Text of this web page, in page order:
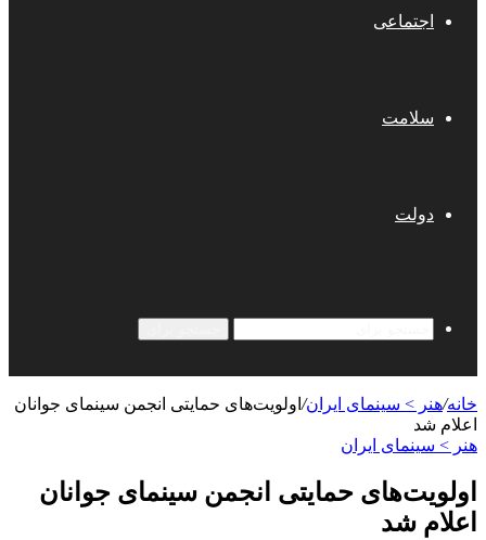
اجتماعی
سلامت
دولت
خانه/هنر > سینمای ایران/ اولویت‌های حمایتی انجمن سینمای جوانان
اعلام شد
هنر > سینمای ایران
اولویت‌های حمایتی انجمن سینمای جوانان
اعلام شد